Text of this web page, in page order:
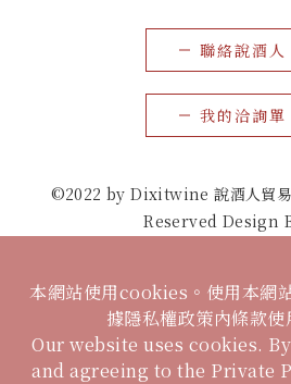
聯絡說酒人
我的洽詢單
©2022 by Dixitwine 說酒人貿
Reserved Design
本網站使用cookies。使用本網
據隱私權政策內條款
Our website uses cookies.
and agreeing to the Private